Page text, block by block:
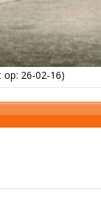
26-02-16)